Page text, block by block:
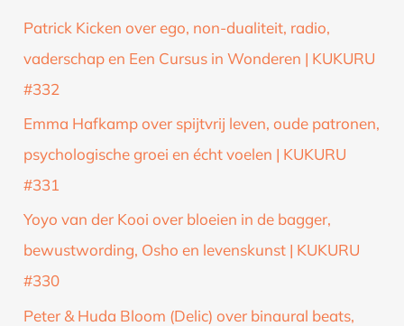
k
a
Patrick Kicken over ego, non-dualiteit, radio,
vaderschap en Een Cursus in Wonderen | KUKURU
#332
Emma Hafkamp over spijtvrij leven, oude patronen,
psychologische groei en écht voelen | KUKURU
#331
Yoyo van der Kooi over bloeien in de bagger,
bewustwording, Osho en levenskunst | KUKURU
#330
Peter & Huda Bloom (Delic) over binaural beats,